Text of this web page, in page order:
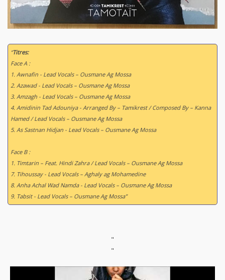
“Titres:
Face A :
1. Awnafin - Lead Vocals – Ousmane Ag Mossa
2. Azawad - Lead Vocals – Ousmane Ag Mossa
3. Amzagh - Lead Vocals – Ousmane Ag Mossa
4. Amidinin Tad Adouniya - Arranged By – Tamikrest / Composed By – Kanna
Hamed / Lead Vocals – Ousmane Ag Mossa
5. As Sastnan Hidjan - Lead Vocals – Ousmane Ag Mossa
Face B :
1. Timtarin – Feat. Hindi Zahra / Lead Vocals – Ousmane Ag Mossa
7. Tihoussay - Lead Vocals – Aghaly ag Mohamedine
8. Anha Achal Wad Namda - Lead Vocals – Ousmane Ag Mossa
9. Tabsit - Lead Vocals – Ousmane Ag Mossa”
"
"